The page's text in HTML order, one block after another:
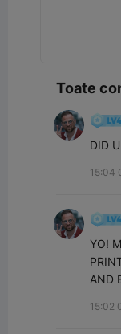
Toate
DID
15:04
YO!
AND
15:02